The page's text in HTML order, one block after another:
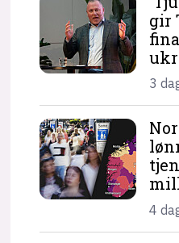
gir
3
4